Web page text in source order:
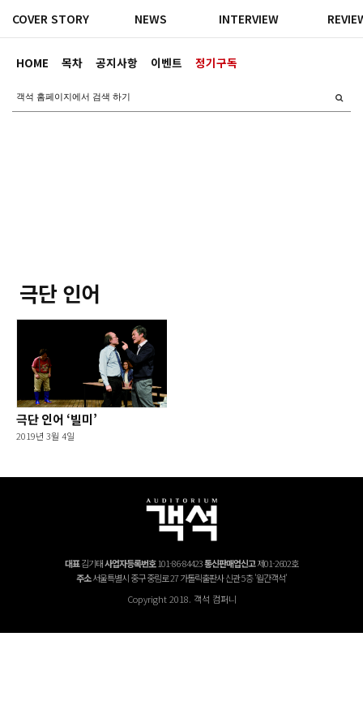
HOME 목차 공지사항 이벤트 정기구독
COVER STORY NEWS INTERVIEW
극단 인어
극단 인어 ‘빌미’
2019년 3월 4일
대표김기태사업자등록번호101-86-84423통신판매업신고제01-2602호
주소서울특별시 중구 중림로 27 가톨릭출판사 신관 5층 '월간객석'
Copyright 2018. 객석 컴퍼니